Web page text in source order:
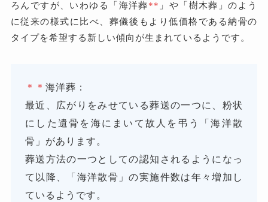
ろんですが、いわゆる「海洋葬** 」や「樹木葬」のよう
に従来の様式に比べ、葬儀後もより低価格である納骨の
タイプを希望する新しい傾向が生まれているようです。
＊＊海洋葬：
最近、広がりをみせている葬送の一つに、粉状
にした遺骨を海にまいて故人を弔う「海洋散
骨」があります。
葬送方法の一つとしての認知されるようになっ
て以降、「海洋散骨」の実施件数は年々増加し
ているようです。